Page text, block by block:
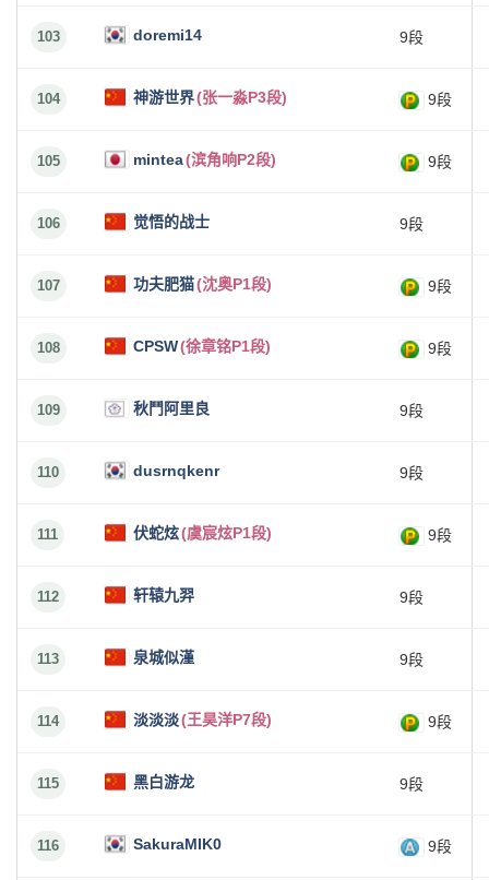
103 doremi14 9段
104 神游世界(张一淼P3段) 9段
105 mintea(滨角响P2段) 9段
106 觉悟的战士 9段
107 功夫肥猫(沈奥P1段) 9段
108 CPSW(徐章铭P1段) 9段
109 秋鬥阿里良 9段
110 dusrnqkenr 9段
111 伏蛇炫(虞宸炫P1段) 9段
112 轩辕九羿 9段
113 泉城似漌 9段
114 淡淡淡(王昊洋P7段) 9段
115 黑白游龙 9段
116 SakuraMIK0 9段